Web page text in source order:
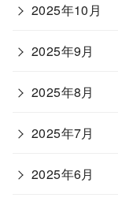
2025年10月
2025年9月
2025年8月
2025年7月
2025年6月